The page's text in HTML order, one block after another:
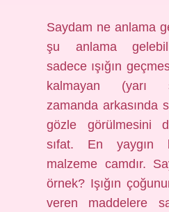
Saydam ne anlama
şu anlama
sadece ışığın
kalmayan (yarı
zamanda arkasında
gözle görülmesini
sıfat. En yaygın
malzeme camdır.
örnek? Işığın
veren maddelere